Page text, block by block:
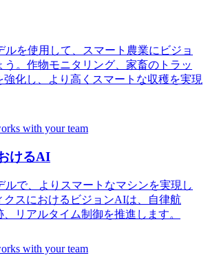
ルを使用して、スマート農業にビジョ
う。作物モニタリング、家畜のトラッ
強化し、より高くスマートな収穫を実現
けるAI
ルで、よりスマートなマシンを実現し
クスにおけるビジョンAIは、自律航
リアルタイム制御を推進します。